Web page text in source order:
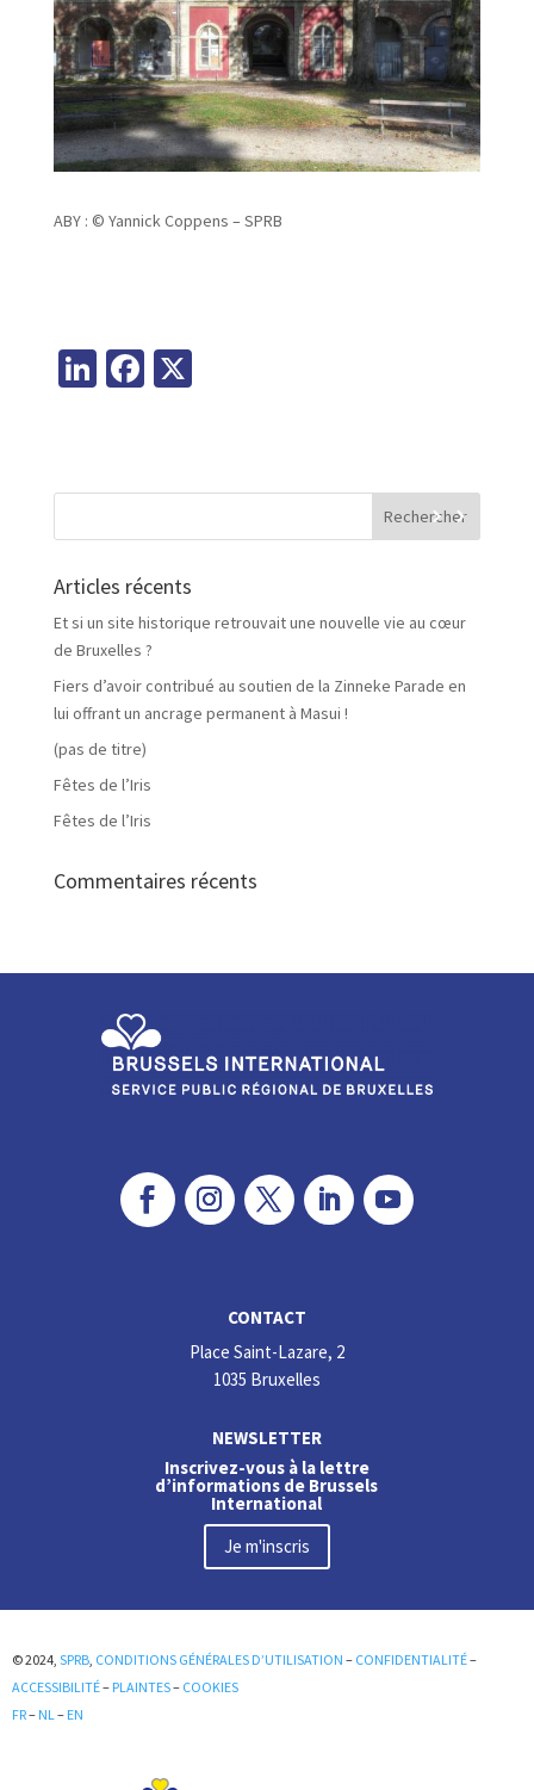
ABY : © Yannick Coppens – SPRB
Li
dI
Fa
o
X
Articles récents
Et si un site historique retrouvait une nouvelle vie au cœur
de Bruxelles ?
Fiers d’avoir contribué au soutien de la Zinneke Parade en
lui offrant un ancrage permanent à Masui !
(pas de titre)
Fêtes de l’Iris
Fêtes de l’Iris
Commentaires récents
CONTACT
Place Saint-Lazare, 2
1035 Bruxelles
NEWSLETTER
Inscrivez-vous à la lettre
d’informations de Brussels
International
Je m'inscris
© 2024, SPRB, CONDITIONS GÉNÉRALES D’UTILISATION – CONFIDENTIALITÉ–
ACCESSIBILITÉ– PLAINTES– COOKIES
FR– NL– EN